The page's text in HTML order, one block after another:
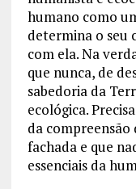
humano como
determina o seu
com ela. Na
que nunca, de
sabedoria da
ecológica.
da compreensão
fachada e que
essenciais da